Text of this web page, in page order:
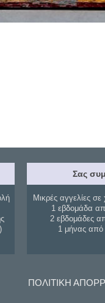
Σας
Μικρές αγγελίες σε
1 εβδομάδα
2 εβδομάδες
1 μήνας
ΠΟΛΙΤΙΚΗ